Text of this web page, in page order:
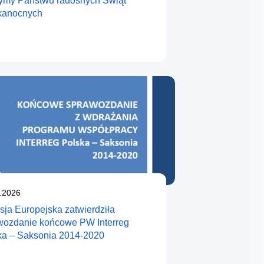
Europejska zatwierdziła
końcowe PW Interreg
– Saksonia 2014-2020